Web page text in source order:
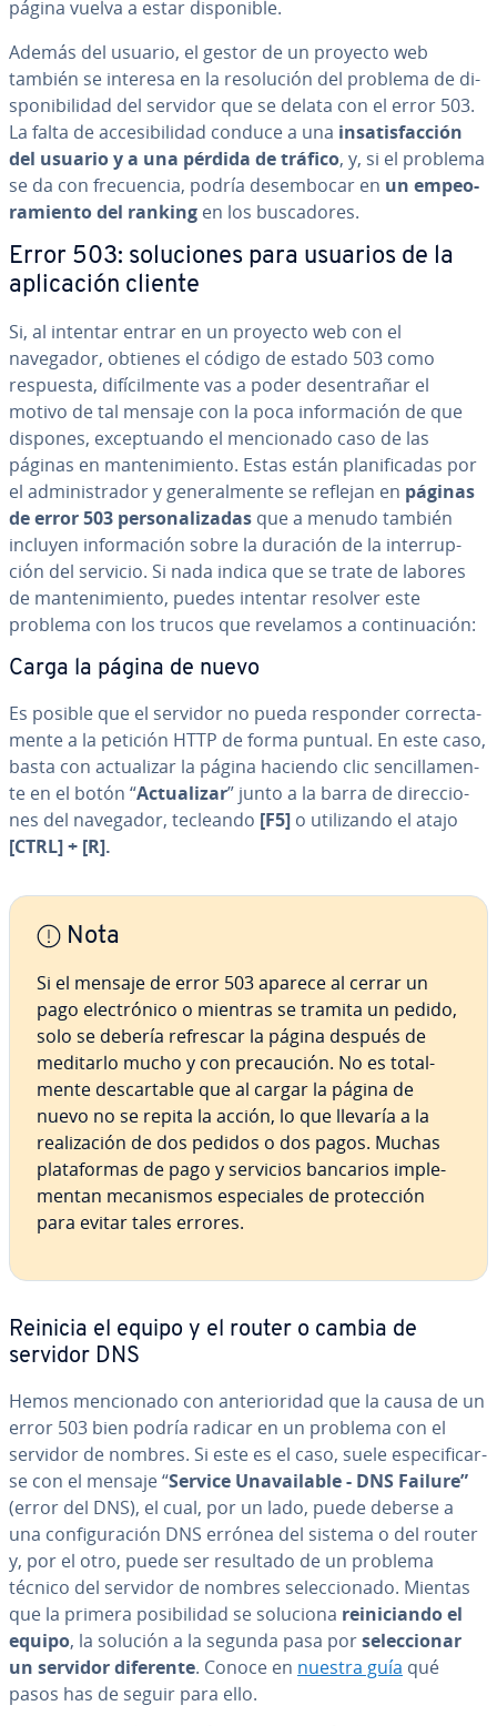
página vuelva a estar di­s­po­ni­ble.
Además del usuario, el gestor de un proyecto web
también se interesa en la re­so­lu­ción del problema de di­
s­po­ni­bi­li­dad del servidor que se delata con el error 503.
La falta de ac­ce­si­bi­li­dad conduce a una in­sa­ti­s­fa­c­ción
del usuario y a una pérdida de tráfico, y, si el problema
se da con fre­cue­n­cia, podría desem­bo­car en un em­peo­
ra­mie­n­to del ranking en los bu­s­ca­do­res.
Error 503: so­lu­cio­nes para usuarios de la
apli­ca­ción cliente
Si, al intentar entrar en un proyecto web con el
navegador, obtienes el código de estado 503 como
respuesta, di­fí­ci­l­me­n­te vas a poder des­en­tra­ñar el
motivo de tal mensaje con la poca in­fo­r­ma­ción de que
dispones, ex­ce­p­tua­n­do el me­n­cio­na­do caso de las
páginas en ma­n­te­ni­mie­n­to. Estas están pla­ni­fi­ca­das por
el ad­mi­ni­s­tra­dor y ge­ne­ra­l­me­n­te se reflejan en páginas
de error 503 pe­r­so­na­li­za­das que a menudo también
incluyen in­fo­r­ma­ción sobre la duración de la in­te­rru­p­
ción del servicio. Si nada indica que se trate de labores
de ma­n­te­ni­mie­n­to, puedes intentar resolver este
problema con los trucos que revelamos a co­n­ti­nua­ción:
Carga la página de nuevo
Es posible que el servidor no pueda responder co­rre­c­ta­
me­n­te a la petición HTTP de forma puntual. En este caso,
basta con ac­tua­li­zar la página haciendo clic se­n­ci­lla­me­n­
te en el botón “Ac­tua­li­zar” junto a la barra de di­re­c­cio­
nes del navegador, tecleando [F5] o uti­li­za­n­do el atajo
[CTRL] + [R].
Nota
Si el mensaje de error 503 aparece al cerrar un
pago ele­c­tró­ni­co o mientras se tramita un pedido,
solo se debería refrescar la página después de
meditarlo mucho y con pre­cau­ción. No es to­ta­l­
me­n­te de­s­ca­r­ta­ble que al cargar la página de
nuevo no se repita la acción, lo que llevaría a la
rea­li­za­ción de dos pedidos o dos pagos. Muchas
pla­ta­fo­r­mas de pago y servicios bancarios im­ple­
me­n­tan me­ca­ni­s­mos es­pe­cia­les de pro­te­c­ción
para evitar tales errores.
Reinicia el equipo y el router o cambia de
servidor DNS
Hemos me­n­cio­na­do con an­te­rio­ri­dad que la causa de un
error 503 bien podría radicar en un problema con el
servidor de nombres. Si este es el caso, suele es­pe­ci­fi­car­
se con el mensaje “Service Una­vai­la­ble - DNS Failure”
(error del DNS), el cual, por un lado, puede deberse a
una co­n­fi­gu­ra­ción DNS errónea del sistema o del router
y, por el otro, puede ser resultado de un problema
técnico del servidor de nombres se­le­c­cio­na­do. Mientas
que la primera po­si­bi­li­dad se soluciona re­ini­cia­n­do el
equipo, la solución a la segunda pasa porse­le­c­cio­nar
un servidor diferente. Conoce en nuestra guía qué
pasos has de seguir para ello.